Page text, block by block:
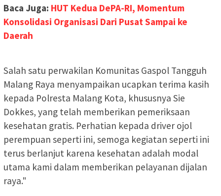
Baca Juga: HUT Kedua DePA-RI, Momentum
Konsolidasi Organisasi Dari Pusat Sampai ke
Daerah
Salah satu perwakilan Komunitas Gaspol Tangguh
Malang Raya menyampaikan ucapkan terima kasih
kepada Polresta Malang Kota, khususnya Sie
Dokkes, yang telah memberikan pemeriksaan
kesehatan gratis. Perhatian kepada driver ojol
perempuan seperti ini, semoga kegiatan seperti ini
terus berlanjut karena kesehatan adalah modal
utama kami dalam memberikan pelayanan dijalan
raya."